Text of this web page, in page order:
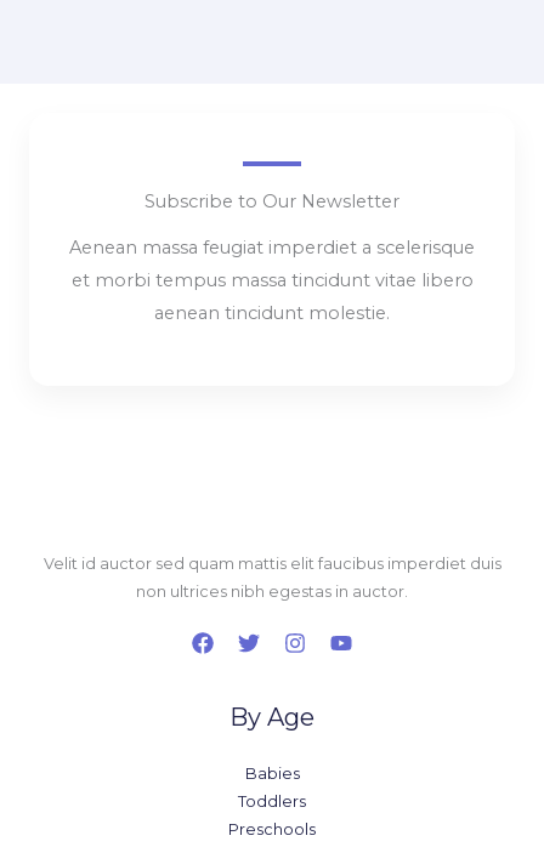
Subscribe to Our Newsletter
Aenean massa feugiat imperdiet a scelerisque
et morbi tempus massa tincidunt vitae libero
aenean tincidunt molestie.
Velit id auctor sed quam mattis elit faucibus imperdiet duis
non ultrices nibh egestas in auctor.
By Age
Babies
Toddlers
Preschools